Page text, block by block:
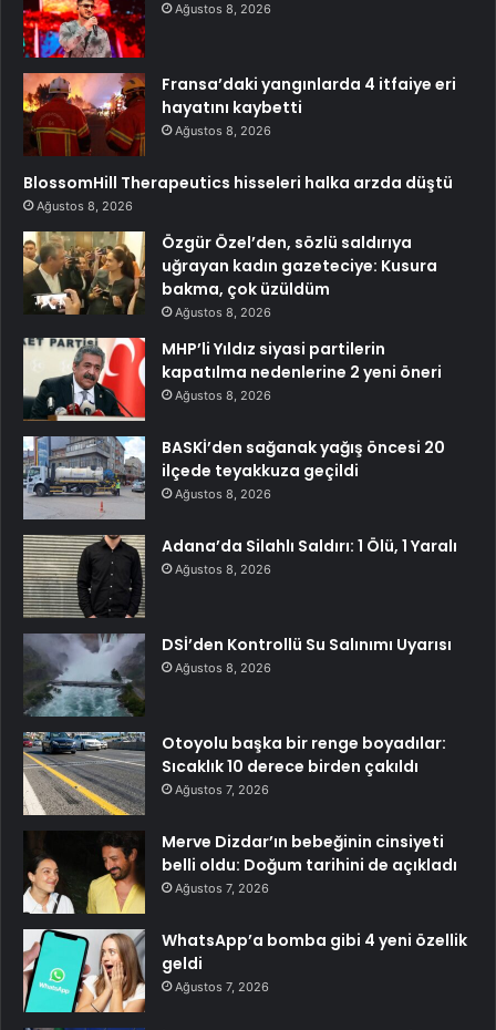
Ağustos 8, 2026
Fransa’daki yangınlarda 4 itfaiye eri
hayatını kaybetti
Ağustos 8, 2026
BlossomHill Therapeutics hisseleri halka arzda düştü
Ağustos 8, 2026
Özgür Özel’den, sözlü saldırıya
uğrayan kadın gazeteciye: Kusura
bakma, çok üzüldüm
Ağustos 8, 2026
MHP’li Yıldız siyasi partilerin
kapatılma nedenlerine 2 yeni öneri
Ağustos 8, 2026
BASKİ’den sağanak yağış öncesi 20
ilçede teyakkuza geçildi
Ağustos 8, 2026
Adana’da Silahlı Saldırı: 1 Ölü, 1 Yaralı
Ağustos 8, 2026
DSİ’den Kontrollü Su Salınımı Uyarısı
Ağustos 8, 2026
Otoyolu başka bir renge boyadılar:
Sıcaklık 10 derece birden çakıldı
Ağustos 7, 2026
Merve Dizdar’ın bebeğinin cinsiyeti
belli oldu: Doğum tarihini de açıkladı
Ağustos 7, 2026
WhatsApp’a bomba gibi 4 yeni özellik
geldi
Ağustos 7, 2026